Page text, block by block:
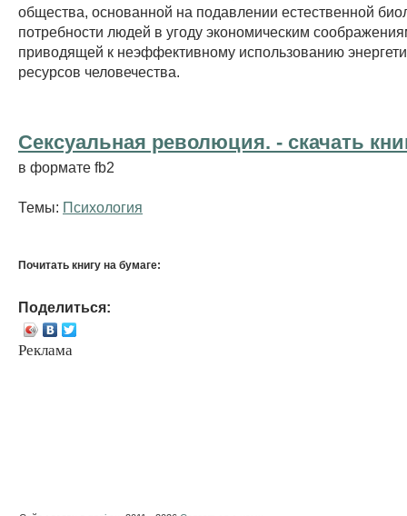
общества, основанной на подавлении естественной
потребности людей в угоду экономическим
приводящей к неэффективному использованию
ресурсов человечества.
Сексуальная революция. - cкачать
в формате fb2
Темы: Психология
Почитать книгу на бумаге:
Поделиться:
Реклама